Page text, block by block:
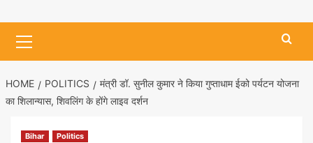
Menu
HOME POLITICS
मंत्री डॉ. सुनील कुमार ने किया गुप्ताधाम ईको पर्यटन योजना
का शिलान्यास, शिवलिंग के होंगे लाइव दर्शन
Bihar Politics